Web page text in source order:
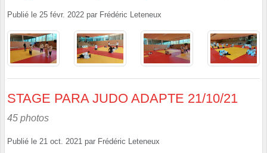
Publié le 25 févr. 2022 par Frédéric Leteneux
STAGE PARA JUDO ADAPTE 21/10/21
45 photos
Publié le 21 oct. 2021 par Frédéric Leteneux